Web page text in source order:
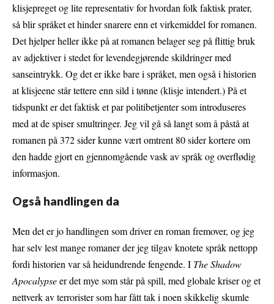
klisjepreget og lite representativ for hvordan folk faktisk prater,
så blir språket et hinder snarere enn et virkemiddel for romanen.
Det hjelper heller ikke på at romanen belager seg på flittig bruk
av adjektiver i stedet for levendegjørende skildringer med
sanseintrykk. Og det er ikke bare i språket, men også i historien
at klisjeene står tettere enn sild i tønne (klisje intendert.) På et
tidspunkt er det faktisk et par politibetjenter som introduseres
med at de spiser smultringer. Jeg vil gå så langt som å påstå at
romanen på 372 sider kunne vært omtrent 80 sider kortere om
den hadde gjort en gjennomgående vask av språk og overflødig
informasjon.
Også handlingen da
Men det er jo handlingen som driver en roman fremover, og jeg
har selv lest mange romaner der jeg tilgav knotete språk nettopp
fordi historien var så heidundrende fengende. I The Shadow
Apocalypseer det mye som står på spill, med globale kriser og et
nettverk av terrorister som har fått tak i noen skikkelig skumle